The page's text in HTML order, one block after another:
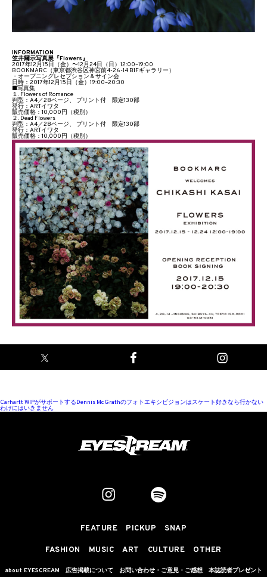
INFORMATION
笠井爾示写真展『Flowers』
2017年12月15日（金）〜12月24日（日）12:00–19:00
BOOKMARC（東京都渋谷区神宮前4-26-14 B1Fギャラリー）
・オープニングレセプション & サイン会
日時：2017年12月15日（金）19:00–20:30
■写真集
１. Flowers of Romance
判型：A4／28ページ、 プリント付 限定130部
発行：ARTイワタ
販売価格：10,000円（税別）
２. Dead Flowers
判型：A4／28ページ、 プリント付 限定130部
発行：ARTイワタ
販売価格：10,000円（税別）
Carhartt WIPがサポートするDennis McGrathのフォトエキシビジョンはスケート好きなら行かない
わけにはいきません
FEATURE PICKUP SNAP
FASHION MUSIC ART CULTURE OTHER
about EYESCREAM 広告掲載について お問い合わせ・ご意見・ご感想 本誌読者プレゼント